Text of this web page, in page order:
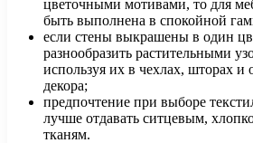
цветочными мотивами, то для
быть выполнена в спокойной
если стены выкрашены в один
разнообразить растительными
используя их в чехлах, шторах и
декора;
предпочтение при выборе
лучше отдавать ситцевым,
тканям.